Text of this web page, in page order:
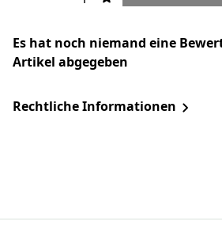
Es hat noch niemand eine
Artikel abgegeben
Rechtliche Informationen